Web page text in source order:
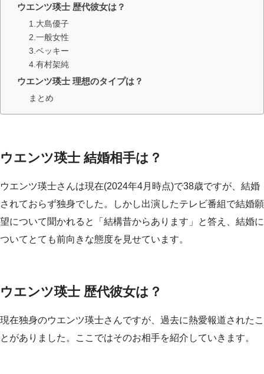
ウエンツ瑛士 歴代彼女は？
1.大島優子
2.一般女性
3.ベッキー
4.有村架純
ウエンツ瑛士 理想のタイプは？
まとめ
ウエンツ瑛士 結婚相手は？
ウエンツ瑛士さんは現在(2024年4月時点)で38歳ですが、結婚
されておらず独身でした。しかし出演したテレビ番組で結婚願
望について聞かれると「結構昔からあります」と答え、結婚に
ついてとても前向きな態度を見せています。
ウエンツ瑛士 歴代彼女は？
現在独身のウエンツ瑛士さんですが、過去に熱愛報道されたこ
とがありました。ここではそのお相手を紹介していきます。